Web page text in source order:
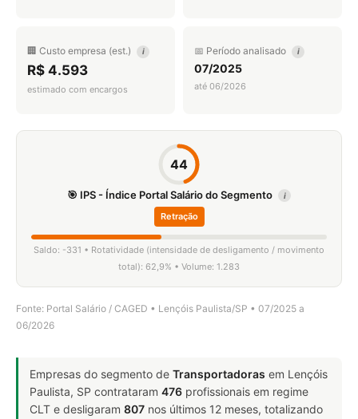
🏢 Custo empresa (est.) i
R$ 4.593
estimado com encargos
📅 Período analisado i
07/2025
até 06/2026
44
🎯 IPS - Índice Portal Salário do Segmento i
Retração
Saldo: -331 • Rotatividade (intensidade de desligamento / movimento
total): 62,9% • Volume: 1.283
Fonte: Portal Salário / CAGED • Lençóis Paulista/SP • 07/2025 a
06/2026
Empresas do segmento de Transportadoras em Lençóis
Paulista, SP contrataram 476 profissionais em regime
CLT e desligaram 807 nos últimos 12 meses, totalizando